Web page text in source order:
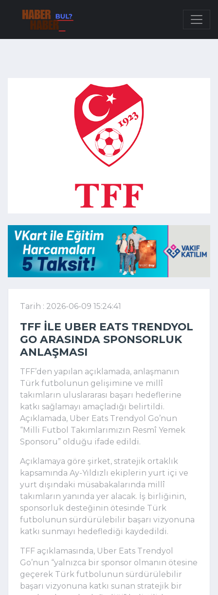
Tarih : 2026-06-09 15:24:41
TFF ILE UBER EATS TRENDYOL
GO ARASINDA SPONSORLUK
ANLAŞMASI
TFF’den yapılan açıklamada, anlaşmanın
Türk futbolunun gelişimine ve millî
takımların uluslararası başarı hedeflerine
katkı sağlamayı amaçladığı belirtildi.
Açıklamada, Uber Eats Trendyol Go’nun
“Milli Futbol Takımlarımızın Resmî Yemek
Sponsoru” olduğu ifade edildi.
Açıklamaya göre şirket, stratejik ortaklık
kapsamında Ay-Yıldızlı ekiplerin yurt içi ve
yurt dışındaki müsabakalarında millî
takımların yanında yer alacak. İş birliğinin,
sponsorluk desteğinin ötesinde Türk
futbolunun sürdürülebilir başarı vizyonuna
katkı sunmayı hedeflediği kaydedildi.
TFF açıklamasında, Uber Eats Trendyol
Go’nun “yalnızca bir sponsor olmanın ötesine
geçerek Türk futbolunun sürdürülebilir
başarı vizyonuna katkı sunan stratejik bir